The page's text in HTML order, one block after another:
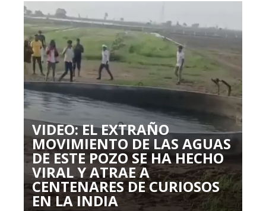
VIDEO: EL EXTRAÑO
MOVIMIENTO DE LAS AGUAS
DE ESTE POZO SE HA HECHO
VIRAL Y ATRAE A
CENTENARES DE CURIOSOS
EN LA INDIA